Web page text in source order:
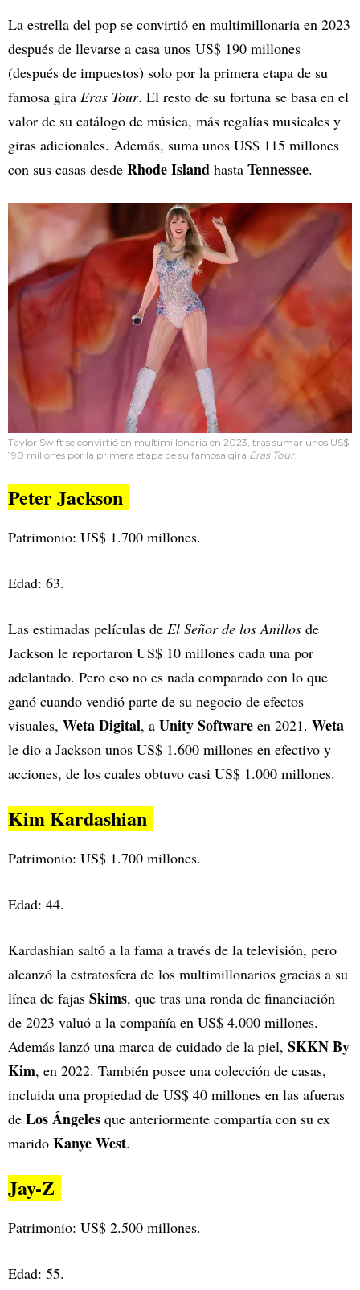
La estrella del pop se convirtió en multimillonaria en 2023
después de llevarse a casa unos US$ 190 millones
(después de impuestos) solo por la primera etapa de su
famosa gira Eras Tour. El resto de su fortuna se basa en el
valor de su catálogo de música, más regalías musicales y
giras adicionales. Además, suma unos US$ 115 millones
con sus casas desde Rhode Island hasta Tennessee.
Taylor Swift se convirtió en multimillonaria en 2023, tras sumar unos US$
190 millones por la primera etapa de su famosa gira Eras Tour.
Peter Jackson
Patrimonio: US$ 1.700 millones.
Edad: 63.
Las estimadas películas de El Señor de los Anillos de
Jackson le reportaron US$ 10 millones cada una por
adelantado. Pero eso no es nada comparado con lo que
ganó cuando vendió parte de su negocio de efectos
visuales, Weta Digital, a Unity Software en 2021. Weta
le dio a Jackson unos US$ 1.600 millones en efectivo y
acciones, de los cuales obtuvo casi US$ 1.000 millones.
Kim Kardashian
Patrimonio: US$ 1.700 millones.
Edad: 44.
Kardashian saltó a la fama a través de la televisión, pero
alcanzó la estratosfera de los multimillonarios gracias a su
línea de fajas Skims, que tras una ronda de financiación
de 2023 valuó a la compañía en US$ 4.000 millones.
Además lanzó una marca de cuidado de la piel, SKKN By
Kim, en 2022. También posee una colección de casas,
incluida una propiedad de US$ 40 millones en las afueras
de Los Ángeles que anteriormente compartía con su ex
marido Kanye West.
Jay-Z
Patrimonio: US$ 2.500 millones.
Edad: 55.